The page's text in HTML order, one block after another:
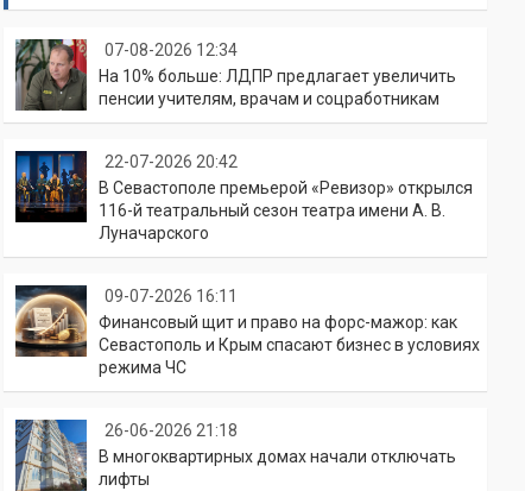
07-08-2026 12:34
На 10% больше: ЛДПР предлагает увеличить
пенсии учителям, врачам и соцработникам
22-07-2026 20:42
В Севастополе премьерой «Ревизор» открылся
116-й театральный сезон театра имени А. В.
Луначарского
09-07-2026 16:11
Финансовый щит и право на форс-мажор: как
Севастополь и Крым спасают бизнес в условиях
режима ЧС
26-06-2026 21:18
В многоквартирных домах начали отключать
лифты